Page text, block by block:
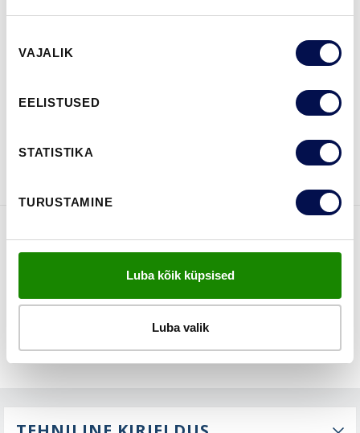
valik
VAJALIK
EELISTUSED
STATISTIKA
TURUSTAMINE
Luba kõik küpsised
Luba valik
BROŠÜÜRE
ühendust
FUNKTSIOONID